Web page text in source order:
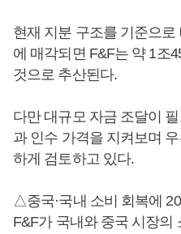
현재 지분 구조를 기준으
에 매각되면 F&F는 약 1조
것으로 추산된다.
다만 대규모 자금 조달이
과 인수 가격을 지켜보며
하게 검토하고 있다.
△중국·국내 소비 회복에
F&F가 국내와 중국 시장의